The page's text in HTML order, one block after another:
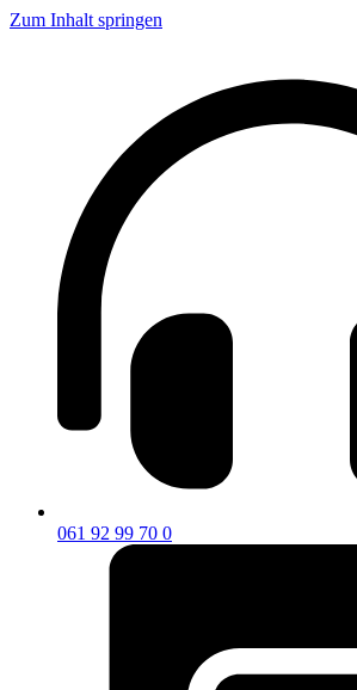
Zum Inhalt springen
061 92 99 70 0